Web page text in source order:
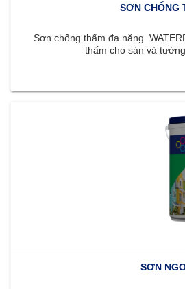
SƠN CHỐNG
Sơn chống thấm đa năng
thấm cho sàn và
SƠN